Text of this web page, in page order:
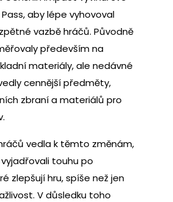
aby lépe vyhovoval
vazbě hráčů. Původně
především na
materiály, ale nedávné
cennější předměty,
zbraní a materiálů pro
vedla k těmto změnám,
touhu po
zlepšují hru, spíše než jen
V důsledku toho